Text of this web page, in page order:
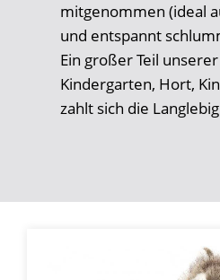
mitgenommen (ideal
und entspannt
Ein großer Teil
Kindergarten, Hort,
zahlt sich die